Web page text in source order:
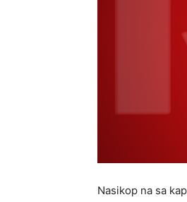
Nasikop na sa